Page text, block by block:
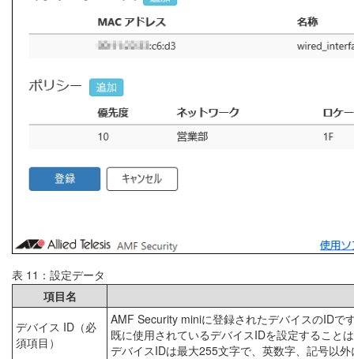
表 11：設定データ
項目名
デバイス ID（必
須項目）
AMF Security miniに登録されたデバイスのIDで
既に使用されているデバイスIDを設定すること
デバイスIDは最大255文字で、英数字、記号以